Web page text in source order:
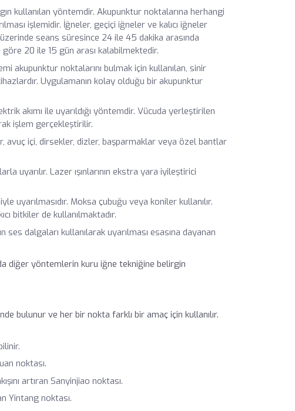
kullanılan yöntemdir. Akupunktur noktalarına herhangi
işlemidir. İğneler, geçiçi iğneler ve kalıcı iğneler
seans süresince 24 ile 45 dakika arasında
göre 20 ile 15 gün arası kalabilmektedir.
akupunktur noktalarını bulmak için kullanılan, sinir
Uygulamanın kolay olduğu bir akupunktur
akımı ile uyarıldığı yöntemdir. Vücuda yerleştirilen
işlem gerçekleştirilir.
avuç içi, dirsekler, dizler, başparmaklar veya özel bantlar
uyarılır. Lazer ışınlarının ekstra yara iyileştirici
uyarılmasıdır. Moksa çubuğu veya koniler kullanılır.
bitkiler de kullanılmaktadır.
dalgaları kullanılarak uyarılması esasına dayanan
diğer yöntemlerin kuru iğne tekniğine belirgin
bulunur ve her bir nokta farklı bir amaç için kullanılır.
noktası.
artıran Sanyinjiao noktası.
Yintang noktası.